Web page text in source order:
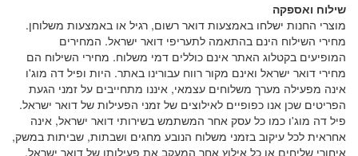
שילוח ואספקה
מוצרי החנות ישלחו באמצעות דואר רשום, רגיל או באמצעות משלוחן.
מחירי השילוח הינם בהתאמה לתעריפי דואר ישראל. המחירים
המופיעים בקטלוג האתר אינם כוללים דמי משלוח. מחירי השילוח הם
מחירי דואר ישראל ואינם מקור רווח עבורינו באתר. היות ופיל דה מוג'ו
אינה מפעילה מערך משלוחים עצמאי, איננו מתחייבים על זמני הגעת
הפריטים שכן אנו כפופיים לאילוצים של זמני הפעילות של דואר ישראל.
פיל דה מוג'ו כמו כל עסק אחר המשתמש בשירותי דואר ישראל, אינה
אחראית לכל עיקוב בזמני משלוח הנובע מחגים ושבתות, שביתות במשק,
איחורי שליחים או כל אילוץ אחר המעקב את פעילותו של דואר ישראל.